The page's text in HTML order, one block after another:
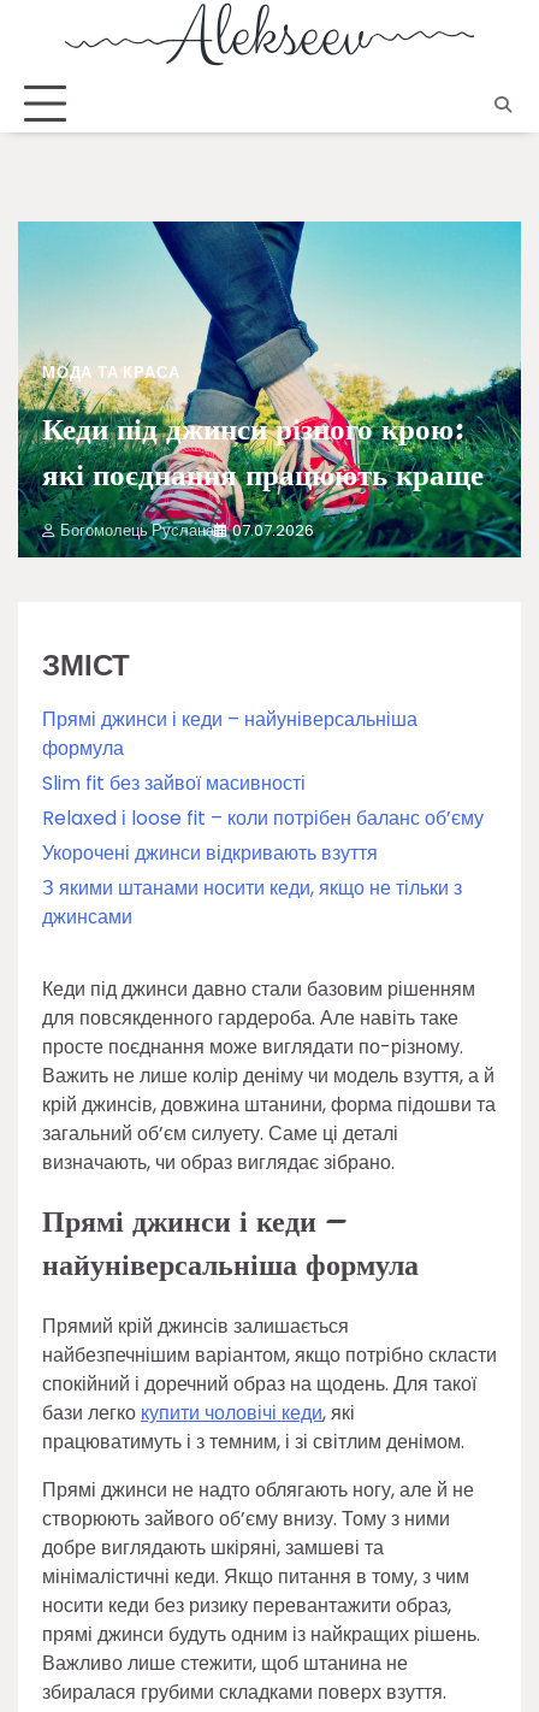
МОДА ТА КРАСА
Кеди під джинси різного крою:
які поєднання працюють краще
Богомолець Руслана 07.07.2026
ЗМІСТ
Прямі джинси і кеди – найуніверсальніша
формула
Slim fit без зайвої масивності
Relaxed і loose fit – коли потрібен баланс об’єму
Укорочені джинси відкривають взуття
З якими штанами носити кеди, якщо не тільки з
джинсами
Кеди під джинси давно стали базовим рішенням
для повсякденного гардероба. Але навіть таке
просте поєднання може виглядати по-різному.
Важить не лише колір деніму чи модель взуття, а й
крій джинсів, довжина штанини, форма підошви та
загальний об’єм силуету. Саме ці деталі
визначають, чи образ виглядає зібрано.
Прямі джинси і кеди –
найуніверсальніша формула
Прямий крій джинсів залишається
найбезпечнішим варіантом, якщо потрібно скласти
спокійний і доречний образ на щодень. Для такої
бази легко купити чоловічі кеди, які
працюватимуть і з темним, і зі світлим денімом.
Прямі джинси не надто облягають ногу, але й не
створюють зайвого об’єму внизу. Тому з ними
добре виглядають шкіряні, замшеві та
мінімалістичні кеди. Якщо питання в тому, з чим
носити кеди без ризику перевантажити образ,
прямі джинси будуть одним із найкращих рішень.
Важливо лише стежити, щоб штанина не
збиралася грубими складками поверх взуття.